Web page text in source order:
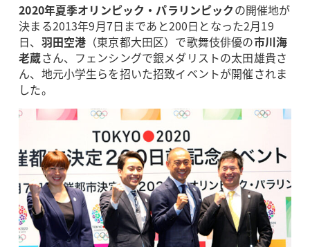
2020年夏季オリンピック・パラリンピックの開催地が
決まる2013年9月7日まであと200日となった2月19
日、 羽田空港 （東京都大田区）で歌舞伎俳優の市川海
老蔵さん、フェンシングで銀メダリストの太田雄貴さ
ん、 地元小学生らを招いた招致イベントが開催されま
した。